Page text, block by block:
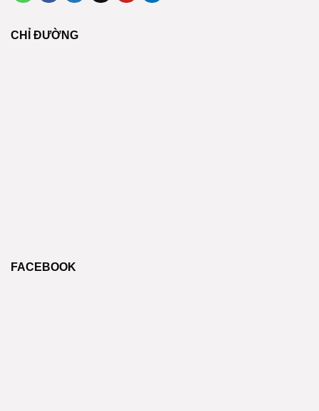
CHỈ ĐƯỜNG
FACEBOOK